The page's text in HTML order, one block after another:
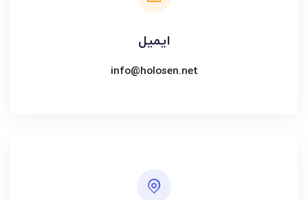
ایمیل
info@holosen.net